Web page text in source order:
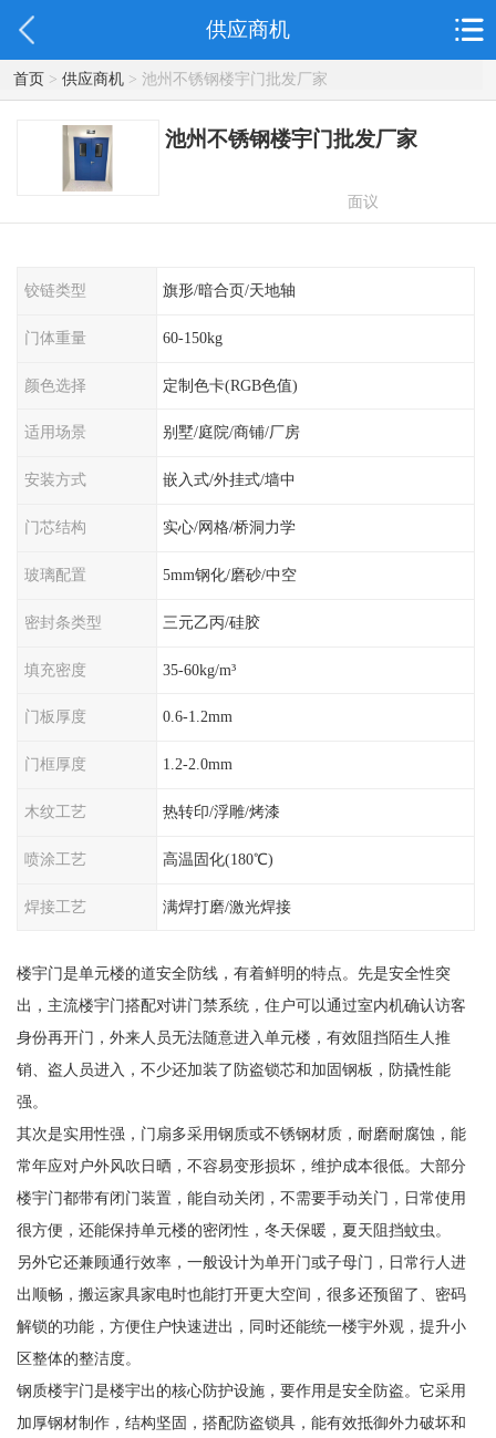
供应商机
首页> 供应商机> 池州不锈钢楼宇门批发厂家
池州不锈钢楼宇门批发厂家
面议
铰链类型 旗形/暗合页/天地轴
门体重量 60-150kg
颜色选择 定制色卡(RGB色值)
适用场景 别墅/庭院/商铺/厂房
安装方式 嵌入式/外挂式/墙中
门芯结构 实心/网格/桥洞力学
玻璃配置 5mm钢化/磨砂/中空
密封条类型 三元乙丙/硅胶
填充密度 35-60kg/m³
门板厚度 0.6-1.2mm
门框厚度 1.2-2.0mm
木纹工艺 热转印/浮雕/烤漆
喷涂工艺 高温固化(180℃)
焊接工艺 满焊打磨/激光焊接
楼宇门是单元楼的道安全防线，有着鲜明的特点。先是安全性突
出，主流楼宇门搭配对讲门禁系统，住户可以通过室内机确认访客
身份再开门，外来人员无法随意进入单元楼，有效阻挡陌生人推
销、盗人员进入，不少还加装了防盗锁芯和加固钢板，防撬性能
强。
其次是实用性强，门扇多采用钢质或不锈钢材质，耐磨耐腐蚀，能
常年应对户外风吹日晒，不容易变形损坏，维护成本很低。大部分
楼宇门都带有闭门装置，能自动关闭，不需要手动关门，日常使用
很方便，还能保持单元楼的密闭性，冬天保暖，夏天阻挡蚊虫。
另外它还兼顾通行效率，一般设计为单开门或子母门，日常行人进
出顺畅，搬运家具家电时也能打开更大空间，很多还预留了、密码
解锁的功能，方便住户快速进出，同时还能统一楼宇外观，提升小
区整体的整洁度。
钢质楼宇门是楼宇出的核心防护设施，要作用是安全防盗。它采用
加厚钢材制作，结构坚固，搭配防盗锁具，能有效抵御外力破坏和